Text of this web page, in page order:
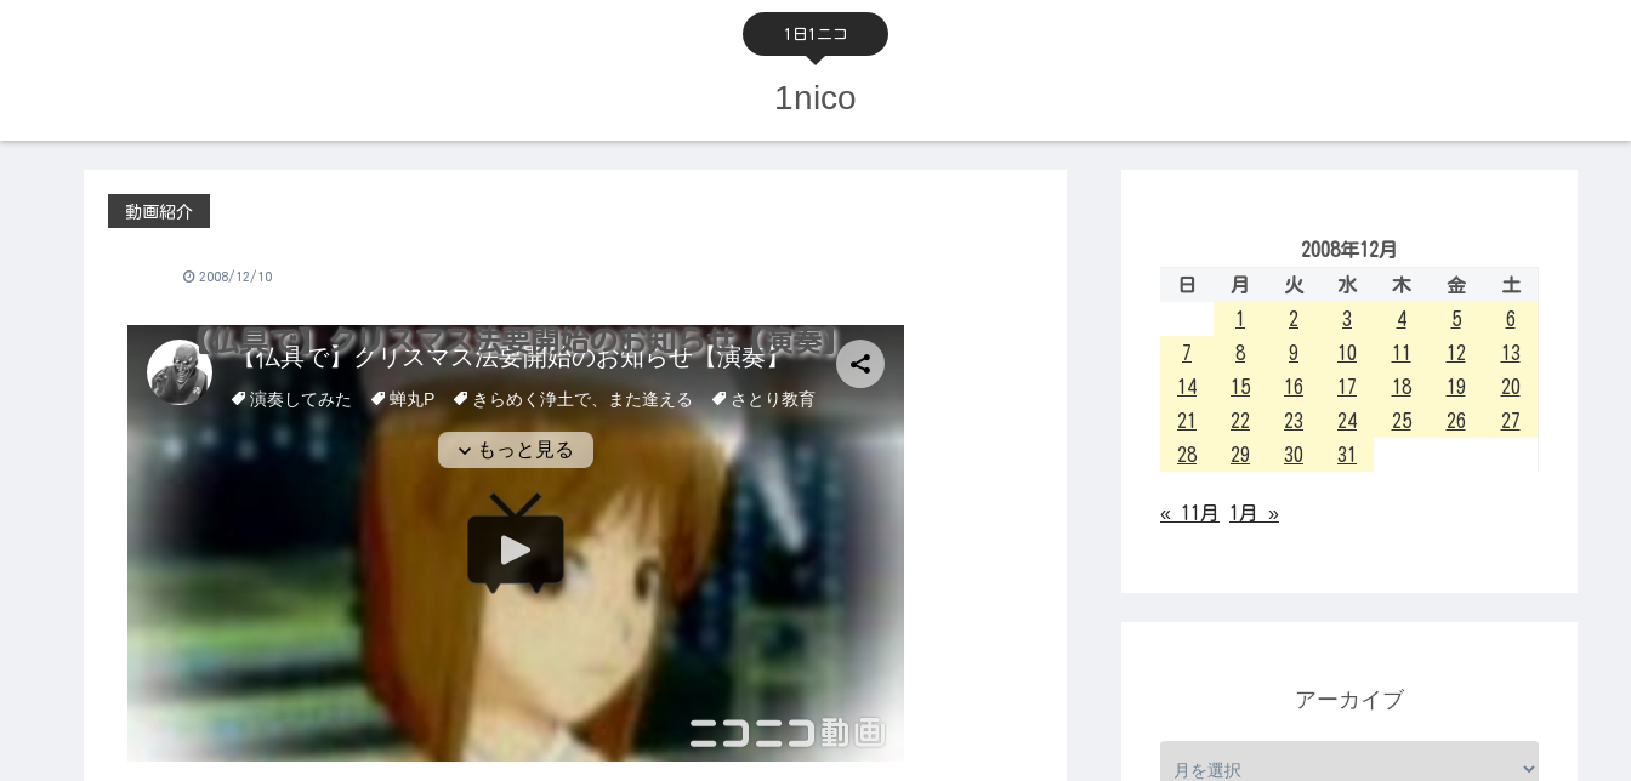
1日1ニコ
1nico
【仏具で】クリスマス法要開始のお知らせ【演奏】
動画紹介
2008/12/10
2008年12月
日
月 火 水 木 金
土
1
2 3 4 5
6
7
8 9 10 11 12
13
14
15 16 17 18 19
20
21
22 23 24 25 26
27
28
29 30 31
« 11月 1月 »
アーカイブ